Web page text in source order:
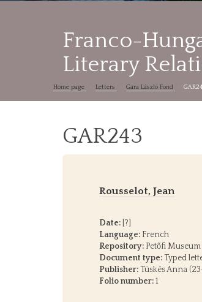
Franco-
Literary
Home page Letters Gara László Fond
GAR243
Rousselot, Jean
Date: [?]
Language: French
Repository: Petőfi
Document type: Typed
Publisher: Tüskés Anna
Folio number:1